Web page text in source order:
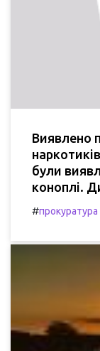
Виявлено
були
коноплі.
#прокуратура